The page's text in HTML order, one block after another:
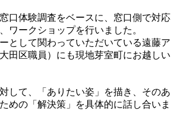
口体験調査をベースに、窓口側で対応
ワークショップを行いました。
として関わっていただいている遠藤ア
田区職員）にも現地芽室町にお越しい
して、「ありたい姿」を描き、そのあ
めの「解決策」を具体的に話し合いま